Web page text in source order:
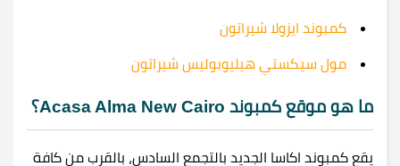
كمبوند ايزولا شيراتون
مول سيكستي هيليوبوليس شيراتون
ما هو موقع كمبوند Acasa Alma New Cairo؟
يقع كمبوند اكاسا الجديد بالتجمع السادس، بالقرب من كافة